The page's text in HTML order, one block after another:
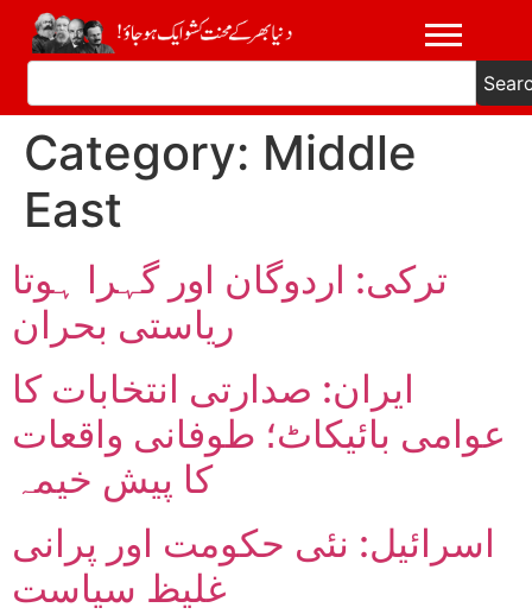
Category: Middle
East
ترکی: اردوگان اور گہرا ہوتا
ریاستی بحران
ایران: صدارتی انتخابات کا
عوامی بائیکاٹ؛ طوفانی واقعات
کا پیش خیمہ
اسرائیل: نئی حکومت اور پرانی
غلیظ سیاست